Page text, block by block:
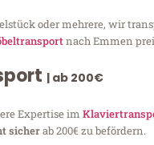
oder mehrere, wir
nach Emmen
| ab 200€
Expertise im
sicherab 200€ zu befördern.